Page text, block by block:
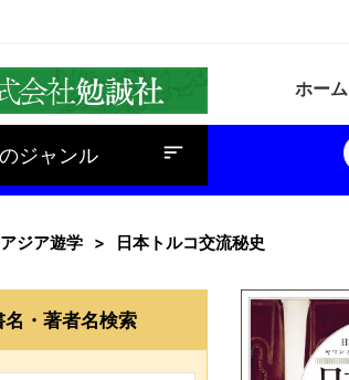
ホーム
ジャンル
アジア遊学 日本トルコ交流秘史
名・著者名検索